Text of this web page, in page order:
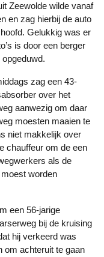
Zeewolde wilde vanaf
en zag hierbij de auto
Gelukkig was er
is door een berger
over het
aanwezig om daar
moesten maaien te
niet makkelijk over
chauffeur om de een
als de
worden
bij de kruising
hij verkeerd was
om achteruit te gaan